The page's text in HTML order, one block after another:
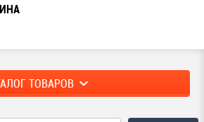
ТОВАРОВ